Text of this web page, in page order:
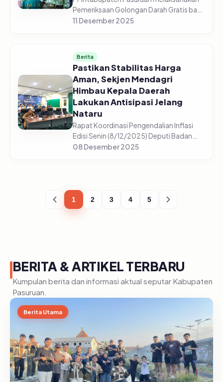
Pemeriksaan Golongan Darah Gratis bagi
5.225 pelajar di 44 sekolah yang tersebar
11 Desember 2025
Berita
Pastikan Stabilitas Harga
Aman, Sekjen Mendagri
Himbau Kepala Daerah
Lakukan Antisipasi Jelang
Nataru
Rapat Koordinasi Pengendalian Inflasi
Edisi Senin (8/12/2025) Deputi Badan
Pusat Statistik, Pudji Ismartini
08 Desember 2025
1 2 3 4 5
BERITA & ARTIKEL TERBARU
Kumpulan berita dan informasi aktual seputar Kabupaten
Pasuruan.
Berita Utama